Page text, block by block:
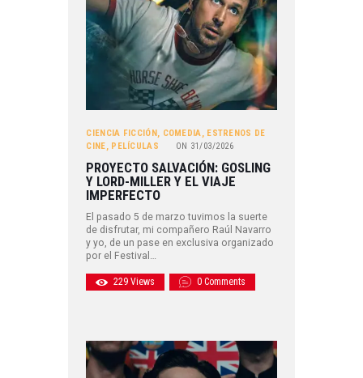
CIENCIA FICCIÓN , COMEDIA, ESTRENOS DE
CINE, PELÍCULAS ON 31/03/2026
PROYECTO SALVACIÓN: GOSLING
Y LORD-MILLER Y EL VIAJE
IMPERFECTO
El pasado 5 de marzo tuvimos la suerte
de disfrutar, mi compañero Raúl Navarro
y yo, de un pase en exclusiva organizado
por el Festival…
229 Views 0 Comments